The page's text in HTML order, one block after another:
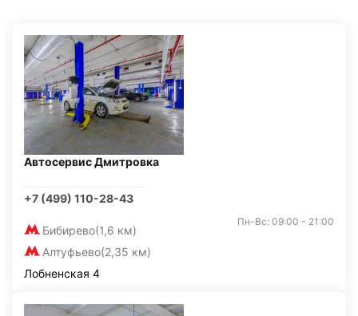
Автосервис Дмитровка
+7 (499) 110-28-43
Бибирево(1,6 км)
Алтуфьево(2,35 км)
Пн-Вс: 09:00 - 21:00
Лобненская 4